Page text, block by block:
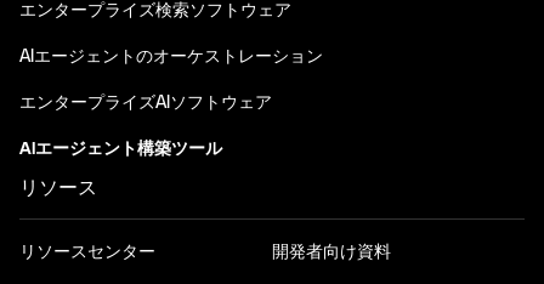
エンタープライズ検索ソフトウェア
AIエージェントのオーケストレーション
エンタープライズAIソフトウェア
AIエージェント構築ツール
リソース
リソースセンター 開発者向け資料